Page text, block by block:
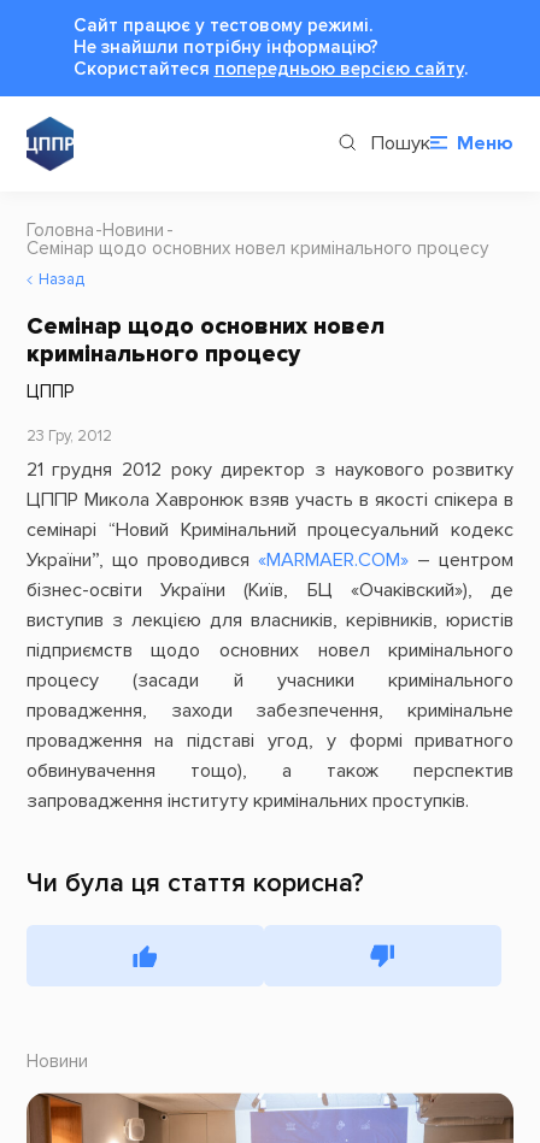
Сайт працює у тестовому режимі.
Не знайшли потрібну інформацію?
Cкористайтеся попередньою версією сайту.
Пошук Меню
Головна Новини
Семінар щодо основних новел кримінального процесу
Назад
Семінар щодо основних новел
кримінального процесу
ЦППР
23 Гру, 2012
21 грудня 2012 року директор з наукового розвитку
ЦППР Микола Хавронюк взяв участь в якості спікера в
семінарі “Новий Кримінальний процесуальний кодекс
України”, що проводився«MARMAER.COM» – центром
бізнес-освіти України (Київ, БЦ «Очаківский»), де
виступив з лекцією для власників, керівників, юристів
підприємств щодо основних новел кримінального
процесу (засади й учасники кримінального
провадження, заходи забезпечення, кримінальне
провадження на підставі угод, у формі приватного
обвинувачення тощо), а також перспектив
запровадження інституту кримінальних проступків.
Чи була ця стаття корисна?
Новини